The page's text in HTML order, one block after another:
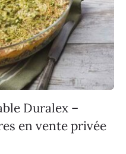
Duralex –
en vente privée